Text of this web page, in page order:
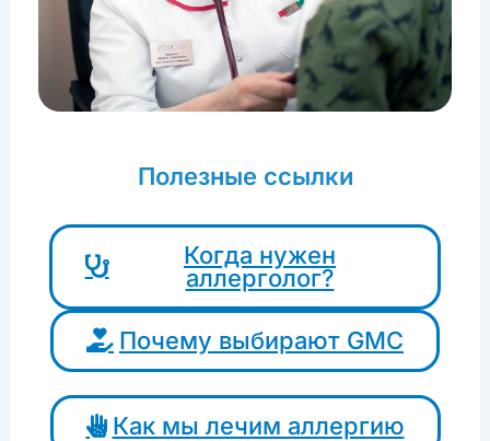
Полезные ссылки
Когда нужен
аллерголог?
Почему выбирают GMC
Как мы лечим аллергию